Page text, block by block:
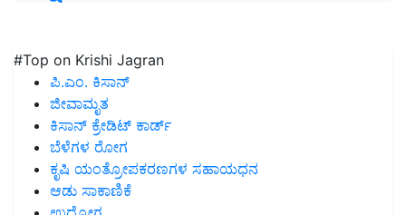
#Top on Krishi Jagran
ಪಿ.ಎಂ. ಕಿಸಾನ್
ಜೀವಾಮೃತ
ಕಿಸಾನ್ ಕ್ರೇಡಿಟ್ ಕಾರ್ಡ್
ಬೆಳೆಗಳ ರೋಗ
ಕೃಷಿ ಯಂತ್ರೋಪಕರಣಗಳ ಸಹಾಯಧನ
ಆಡು ಸಾಕಾಣಿಕೆ